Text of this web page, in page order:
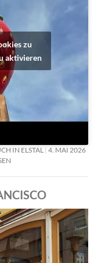
zu
aktivieren
IN ELSTAL
4. MAI 2026